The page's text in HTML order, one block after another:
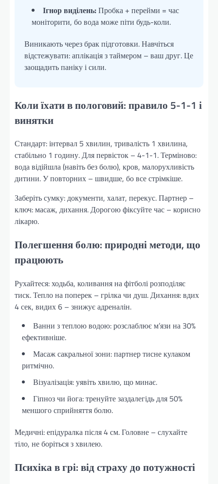
Ігнор виділень:Пробка + перейми = час
моніторити, бо вода може піти будь-коли.
Виникають через брак підготовки. Навчіться
відстежувати: аплікація з таймером – ваш друг. Це
заощадить паніку і сили.
Коли їхати в пологовий: правило 5-1-1 і
винятки
Стандарт: інтервал 5 хвилин, тривалість 1 хвилина,
стабільно 1 годину. Для первісток – 4-1-1. Терміново:
вода відійшла (навіть без болю), кров, малорухливість
дитини. У повторних – швидше, бо все стрімкіше.
Заберіть сумку: документи, халат, перекус. Партнер –
ключ: масаж, дихання. Дорогою фіксуйте час – корисно
лікарю.
Полегшення болю: природні методи, що
працюють
Рухайтеся: ходьба, коливання на фітболі розподіляє
тиск. Тепло на поперек – грілка чи душ. Дихання: вдих
4 сек, видих 6 – знижує адреналін.
Ванни з теплою водою: розслаблює м’язи на 30%
ефективніше.
Масаж сакральної зони: партнер тисне кулаком
ритмічно.
Візуалізація: уявіть хвилю, що минає.
Гіпноз чи йога: тренуйте заздалегідь для 50%
меншого сприйняття болю.
Медичні: епідуралка після 4 см. Головне – слухайте
тіло, не боріться з хвилею.
Психіка в грі: від страху до потужності